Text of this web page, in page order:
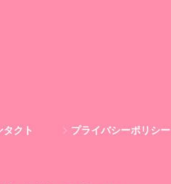
タクト プライバシーポリシー